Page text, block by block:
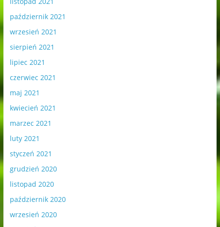
październik 2021
wrzesień 2021
sierpień 2021
lipiec 2021
czerwiec 2021
maj 2021
kwiecień 2021
marzec 2021
luty 2021
styczeń 2021
grudzień 2020
listopad 2020
październik 2020
wrzesień 2020